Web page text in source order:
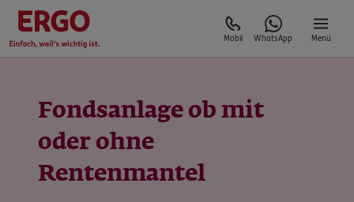
Mobil WhatsApp Menü
Fondsanlage ob mit
oder ohne
Rentenmantel